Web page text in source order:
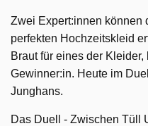
Zwei Expert:innen können
perfekten Hochzeitskleid
Braut für eines der
Gewinner:in. Heute im
Junghans.
Das Duell - Zwischen Tüll